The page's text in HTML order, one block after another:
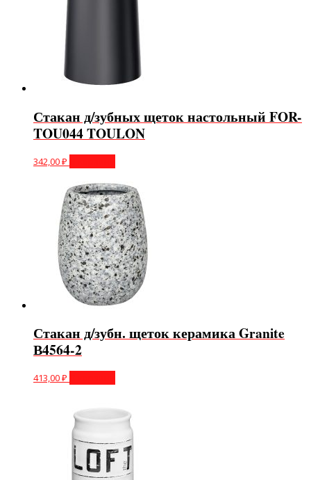
Стакан д/зубных щеток настольный FOR-
TOU044 TOULON
342,00₽
Стакан д/зубн. щеток керамика Granite
В4564-2
413,00₽